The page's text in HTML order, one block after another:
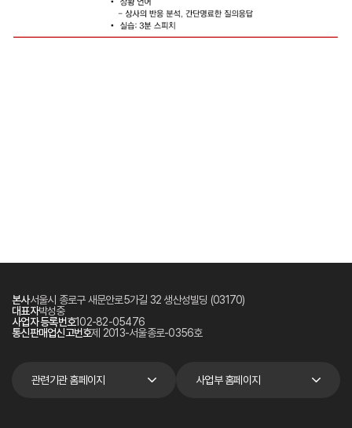
본사서울시 종로구 새문안로5가길 32 생산성빌딩 (03170)
대표자박성중
사업자 등록번호102-82-05476
통신판매업신고번호제 2013-서울종로-0356호
관련기관 홈페이지 사업부 홈페이지